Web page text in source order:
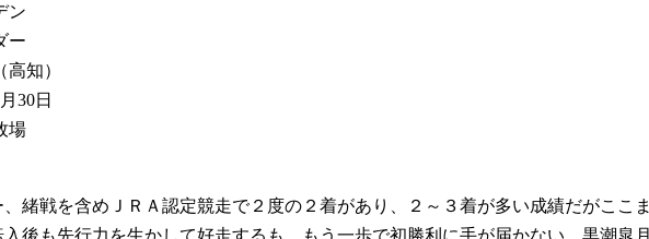
ン
ー
知）
30日
場
緒戦を含めＪＲＡ認定競走で２度の２着があり、２～３着が多い成績だがここま
後も先行力を生かして好走するも、もう一歩で初勝利に手が届かない。黒潮皐月